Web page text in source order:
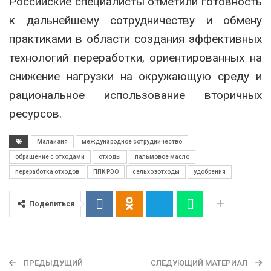
к дальнейшему сотрудничеству и обмену
практиками в области создания эффективных
технологий переработки, ориентированных на
снижение нагрузки на окружающую среду и
рациональное использование вторичных
ресурсов.
Малайзия международное сотрудничество
обращение с отходами отходы пальмовое масло
переработка отходов ППК РЭО сельхозотходы удобрения
Поделиться
ПРЕДЫДУЩИЙ СЛЕДУЮЩИЙ МАТЕРИАЛ